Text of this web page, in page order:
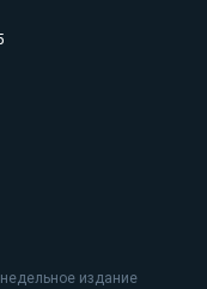
издание